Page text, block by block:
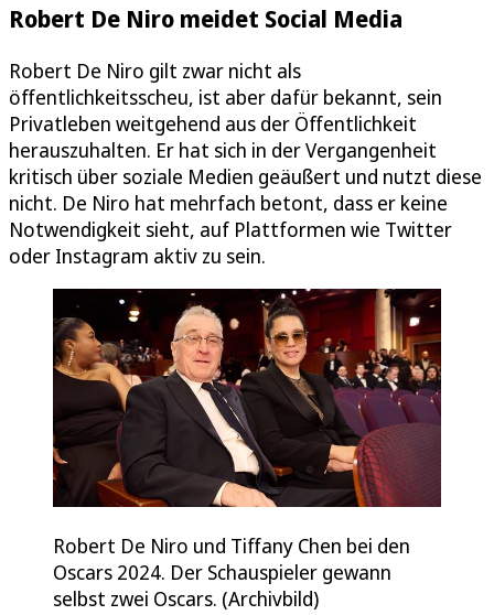
Robert De Niro meidet Social Media
Robert De Niro gilt zwar nicht als
öffentlichkeitsscheu, ist aber dafür bekannt, sein
Privatleben weitgehend aus der Öffentlichkeit
herauszuhalten. Er hat sich in der Vergangenheit
kritisch über soziale Medien geäußert und nutzt diese
nicht. De Niro hat mehrfach betont, dass er keine
Notwendigkeit sieht, auf Plattformen wie Twitter
oder Instagram aktiv zu sein.
Robert De Niro und Tiffany Chen bei den
Oscars 2024. Der Schauspieler gewann
selbst zwei Oscars. (Archivbild)